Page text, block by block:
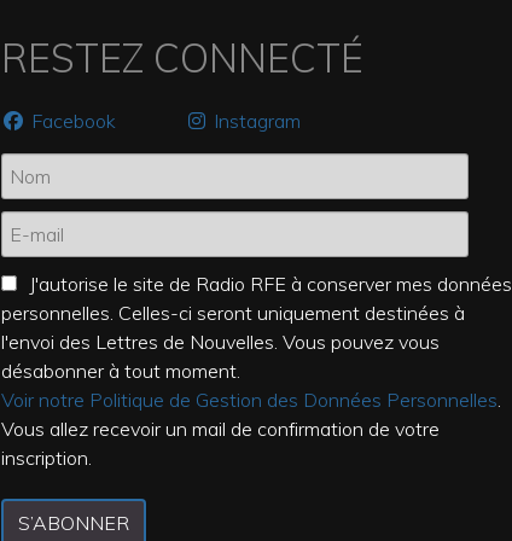
RESTEZ CONNECTÉ
Facebook Instagram
J'autorise le site de Radio RFE à conserver mes données
personnelles. Celles-ci seront uniquement destinées à
l'envoi des Lettres de Nouvelles. Vous pouvez vous
désabonner à tout moment.
Voir notre Politique de Gestion des Données Personnelles.
Vous allez recevoir un mail de confirmation de votre
inscription.
S’ABONNER